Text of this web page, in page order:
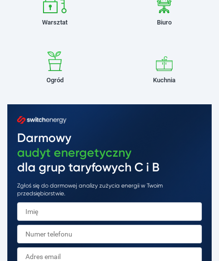
Warsztat Biuro
Ogród Kuchnia
Darmowy
audyt energetyczny
dla grup taryfowych C i B
Zgłoś się do darmowej analizy zużycia energii w Twoim
przedsiębiorstwie.